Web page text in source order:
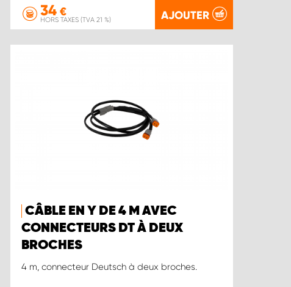
34 €
HORS TAXES (TVA 21 %) AJOUTER
CÂBLE EN Y DE 4 M AVEC
CONNECTEURS DT À DEUX
BROCHES
4 m, connecteur Deutsch à deux broches.